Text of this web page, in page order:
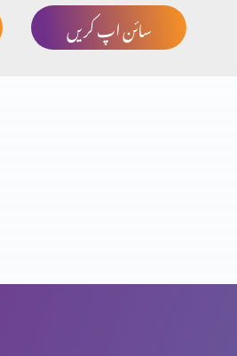
سائن اپ کریں